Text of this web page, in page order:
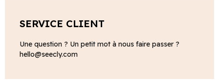
SERVICE CLIENT
Une question ? Un petit mot à nous faire passer ?
hello@seecly.com